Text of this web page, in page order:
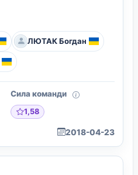
ЛЮТАК Богдан
Сила команди
1,58
2018-04-23